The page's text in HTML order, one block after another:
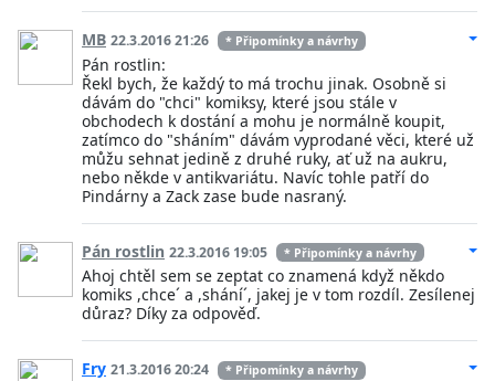
MB 22.3.2016 21:26 * Připomínky a návrhy
Pán rostlin:
Řekl bych, že každý to má trochu jinak. Osobně si
dávám do "chci" komiksy, které jsou stále v
obchodech k dostání a mohu je normálně koupit,
zatímco do "sháním" dávám vyprodané věci, které už
můžu sehnat jedině z druhé ruky, ať už na aukru,
nebo někde v antikvariátu. Navíc tohle patří do
Pindárny a Zack zase bude nasraný.
Pán rostlin 22.3.2016 19:05 * Připomínky a návrhy
Ahoj chtěl sem se zeptat co znamená když někdo
komiks ,chce´ a ,shání´, jakej je v tom rozdíl. Zesílenej
důraz? Díky za odpověď.
Fry 21.3.2016 20:24 * Připomínky a návrhy